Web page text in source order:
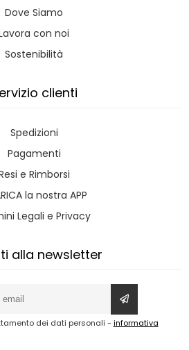
Dove Siamo
con noi
Sostenibilità
clienti
Spedizioni
Pagamenti
e Rimborsi
la nostra APP
Legali e Privacy
alla newsletter
dei dati personali - informativa